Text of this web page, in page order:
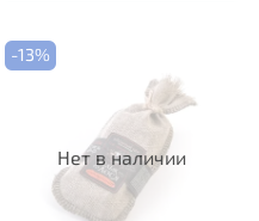
Нет в наличии
-13%